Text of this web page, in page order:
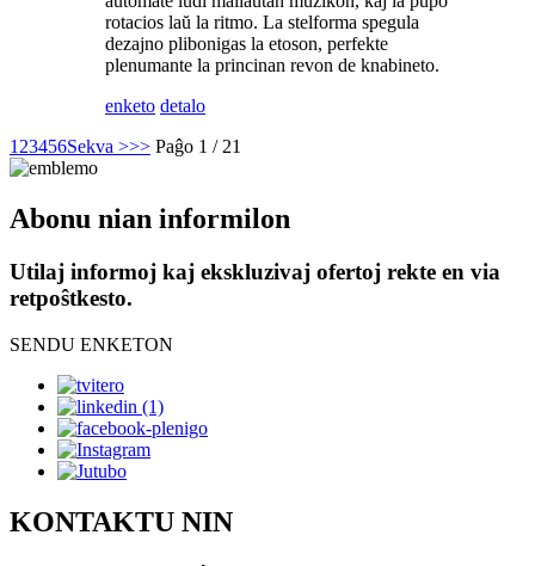
rotacios laŭ la ritmo. La stelforma spegula
dezajno plibonigas la etoson, perfekte
plenumante la princinan revon de knabineto.
enketo detalo
1 23456Sekva >>> Paĝo 1 / 21
Abonu nian informilon
Utilaj informoj kaj ekskluzivaj ofertoj rekte en via
retpoŝtkesto.
SENDU ENKETON
KONTAKTU NIN